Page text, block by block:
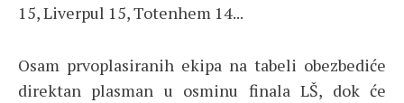
15, Liverpul 15, Totenhem 14...
Osam prvoplasiranih ekipa na tabeli obezbediće
direktan plasman u osminu finala LŠ, dok će